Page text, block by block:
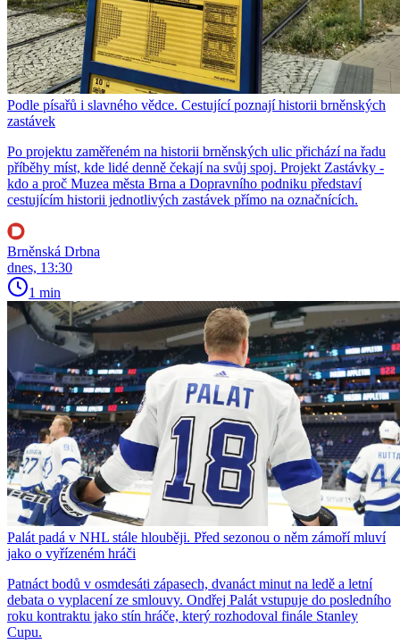
Podle písařů i slavného vědce. Cestující poznají historii brněnských
zastávek
Po projektu zaměřeném na historii brněnských ulic přichází na řadu
příběhy míst, kde lidé denně čekají na svůj spoj. Projekt Zastávky -
kdo a proč Muzea města Brna a Dopravního podniku představí
cestujícím historii jednotlivých zastávek přímo na označnících.
Brněnská Drbna
dnes, 13:30
1 min
Palát padá v NHL stále hlouběji. Před sezonou o něm zámoří mluví
jako o vyřízeném hráči
Patnáct bodů v osmdesáti zápasech, dvanáct minut na ledě a letní
debata o vyplacení ze smlouvy. Ondřej Palát vstupuje do posledního
roku kontraktu jako stín hráče, který rozhodoval finále Stanley
Cupu.